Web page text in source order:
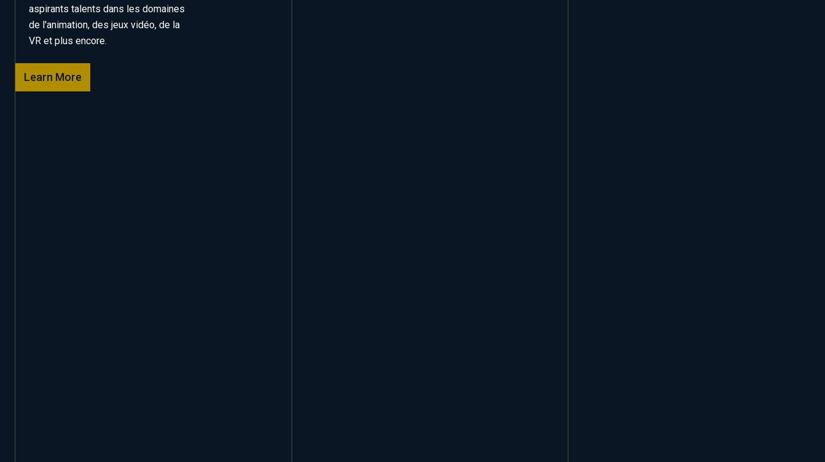
aspirants talents dans les domaines
de l'animation, des jeux vidéo, de la
VR et plus encore.
Learn More